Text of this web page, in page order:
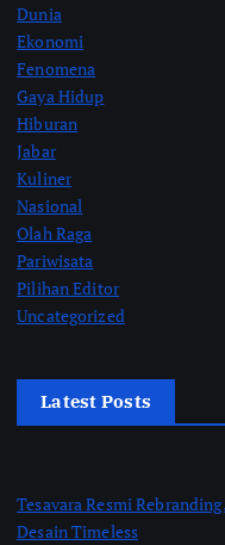
Dunia
Ekonomi
Fenomena
Gaya Hidup
Hiburan
Jabar
Kuliner
Nasional
Olah Raga
Pariwisata
Pilihan Editor
Uncategorized
Latest Posts
Tesavara Resmi
Desain Timeless